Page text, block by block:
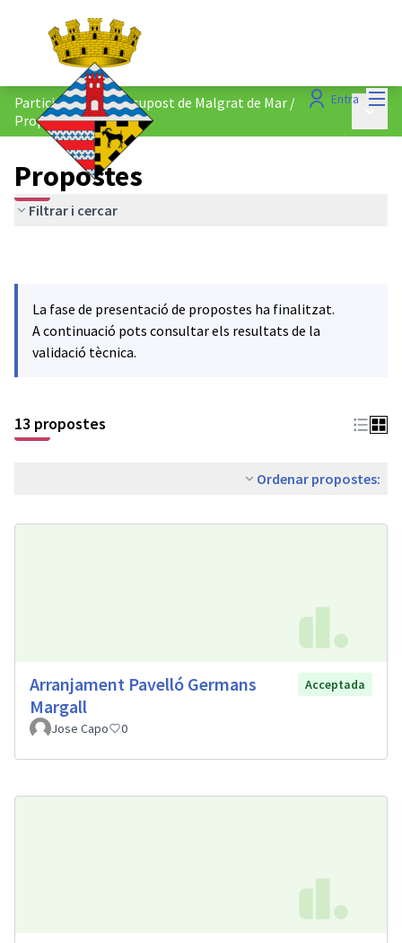
Entra
Participació al Pressupost de Malgrat de Mar /
Propostes
Propostes
Filtrar i cercar
La fase de presentació de propostes ha finalitzat.
A continuació pots consultar els resultats de la
validació tècnica.
13 propostes
Ordenar propostes:
Arranjament Pavelló Germans
Margall
Acceptada
Jose Capo 0